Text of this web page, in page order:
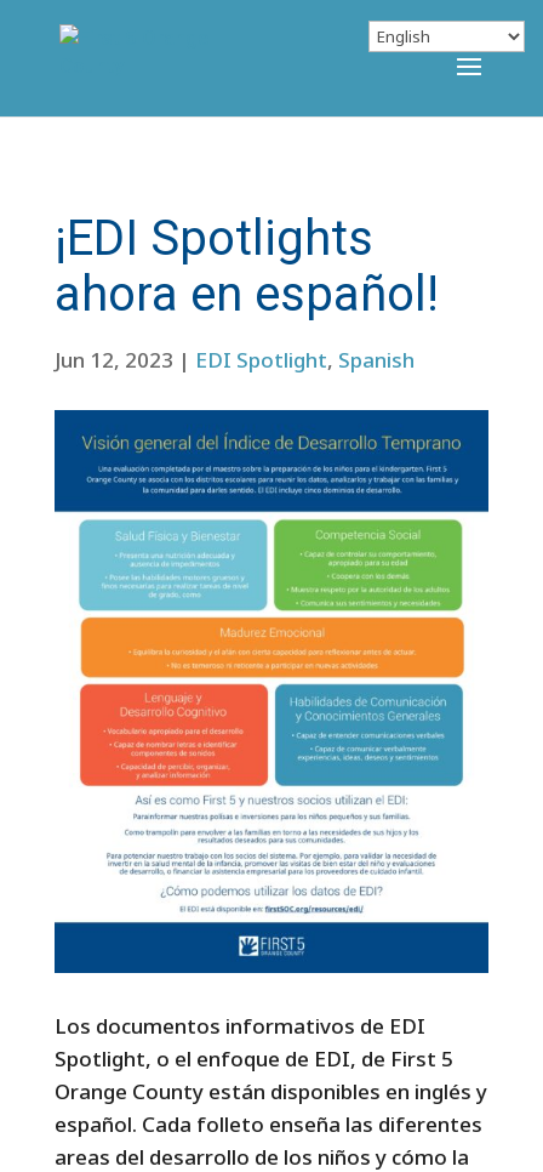
¡EDI Spotlights
ahora en español!
Jun 12, 2023 | EDI Spotlight, Spanish
Los documentos informativos de EDI
Spotlight, o el enfoque de EDI, de First 5
Orange County están disponibles en inglés y
español. Cada folleto enseña las diferentes
areas del desarrollo de los niños y cómo la